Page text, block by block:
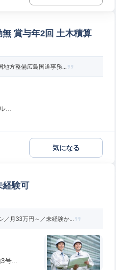
賞与年2回 土木積算
地方整備広島国道事務...
...
気になる
経験可
／月33万円～／未経験か...
...